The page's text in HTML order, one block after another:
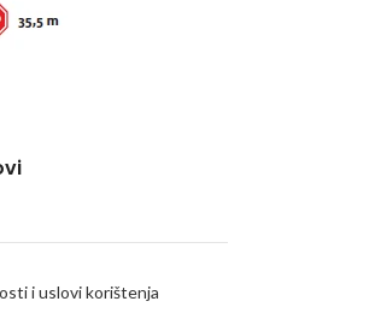
i uslovi korištenja